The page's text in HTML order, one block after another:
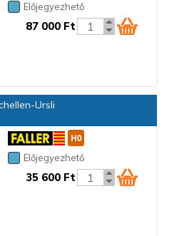
Előjegyezhető
87 000 Ft
Ursli
Előjegyezhető
35 600 Ft